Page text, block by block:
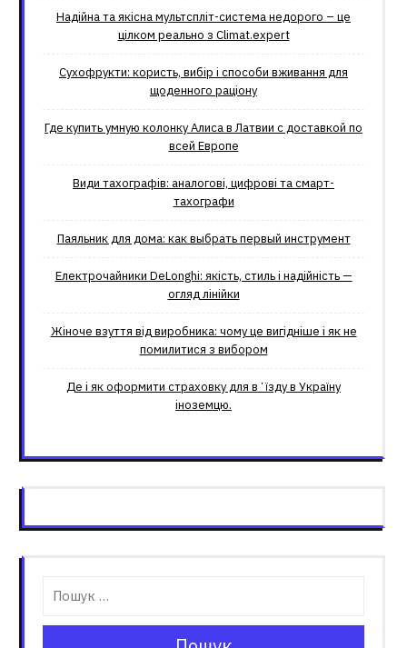
Надійна та якісна мультспліт-система недорого – це
цілком реально з Climat.еxpert
Сухофрукти: користь, вибір і способи вживання для
щоденного раціону
Где купить умную колонку Алиса в Латвии с доставкой по
всей Европе
Види тахографів: аналогові, цифрові та смарт-
тахографи
Паяльник для дома: как выбрать первый инструмент
Електрочайники DeLonghi: якість, стиль і надійність —
огляд лінійки
Жіноче взуття від виробника: чому це вигідніше і як не
помилитися з вибором
Де і як оформити страховку для вʼїзду в Україну
іноземцю.